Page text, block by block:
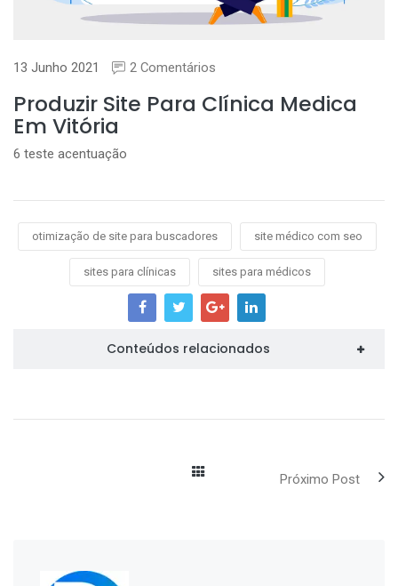
13 Junho 2021 2 Comentários
Produzir Site Para Clínica Medica
Em Vitória
6 teste acentuação
otimização de site para buscadores site médico com seo
sites para clínicas sites para médicos
Conteúdos relacionados
Próximo Post